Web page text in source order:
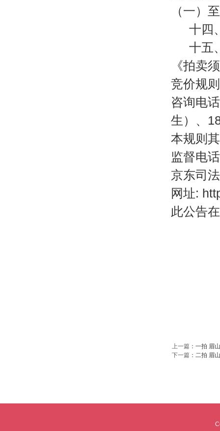
（一）
十四
十五
《拍卖
竞价规
咨询电
生）、
本规则
监督电
京东司
网址:
此公告在
上一篇 ： 一拍 眉
下一篇 ： 二拍 眉